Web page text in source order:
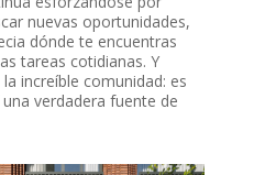
nuevas oportunidades,
dónde te encuentras
tareas cotidianas. Y
increíble comunidad: es
verdadera fuente de